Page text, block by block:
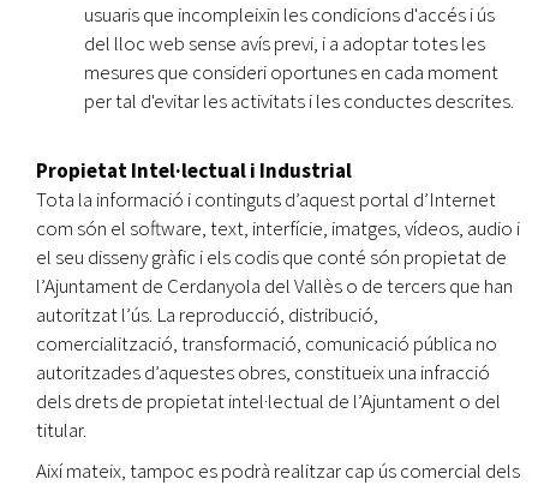
usuaris que incompleixin les condicions d'accés i ús
del lloc web sense avís previ, i a adoptar totes les
mesures que consideri oportunes en cada moment
per tal d'evitar les activitats i les conductes descrites.
Propietat Intel·lectual i Industrial
Tota la informació i continguts d’aquest portal d’Internet
com són el software, text, interfície, imatges, vídeos, audio i
el seu disseny gràfic i els codis que conté són propietat de
l’Ajuntament de Cerdanyola del Vallès o de tercers que han
autoritzat l’ús. La reproducció, distribució,
comercialització, transformació, comunicació pública no
autoritzades d’aquestes obres, constitueix una infracció
dels drets de propietat intel·lectual de l’Ajuntament o del
titular.
Així mateix, tampoc es podrà realitzar cap ús comercial dels